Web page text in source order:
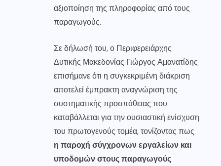
αξιοποίηση της πληροφορίας από τους
παραγωγούς.
Σε δήλωσή του, ο Περιφερειάρχης
Δυτικής Μακεδονίας Γιώργος Αμανατίδης
επισήμανε ότι η συγκεκριμένη διάκριση
αποτελεί έμπρακτη αναγνώριση της
συστηματικής προσπάθειας που
καταβάλλεται για την ουσιαστική ενίσχυση
του πρωτογενούς τομέα, τονίζοντας πως
η παροχή σύγχρονων εργαλείων και
υποδομών στους παραγωγούς